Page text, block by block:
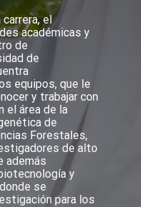
el
académicas y
de
de
equipos, que le
y trabajar con
el área de la
de
Forestales,
de alto
además
y
se
para los